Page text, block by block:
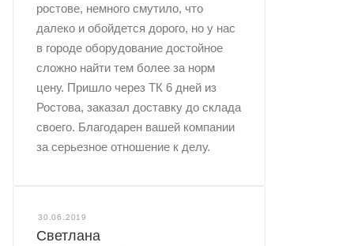
ростове, немного смутило, что
далеко и обойдется дорого, но у нас
в городе оборудование достойное
сложно найти тем более за норм
цену. Пришло через ТК 6 дней из
Ростова, заказал доставку до склада
своего. Благодарен вашей компании
за серьезное отношение к делу.
30.06.2019
Светлана